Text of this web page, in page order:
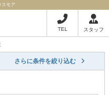
スモア
TEL スタッフ
さらに条件を絞り込む